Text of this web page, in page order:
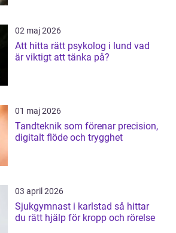
02 maj 2026
Att hitta rätt psykolog i lund vad
är viktigt att tänka på?
01 maj 2026
Tandteknik som förenar precision,
digitalt flöde och trygghet
03 april 2026
Sjukgymnast i karlstad så hittar
du rätt hjälp för kropp och rörelse